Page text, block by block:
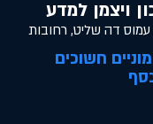
ויצמן למדע
דה שליט, רחובות
חשוכים